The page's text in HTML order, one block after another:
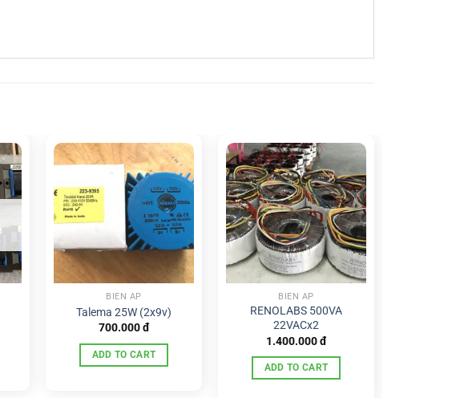
BIẾN ÁP
Talema 25W (2x9v)
700.000đ
ADD TO CART
BIẾN ÁP
RENOLABS 500VA
22VACx2
1.400.000đ
ADD TO CART